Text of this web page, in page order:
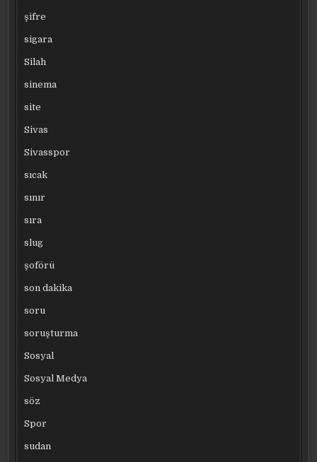
şifre
sigara
Silah
sinema
site
Sivas
Sivasspor
sıcak
sınır
sıra
slug
şoförü
son dakika
soru
soruşturma
Sosyal
Sosyal Medya
söz
Spor
sudan